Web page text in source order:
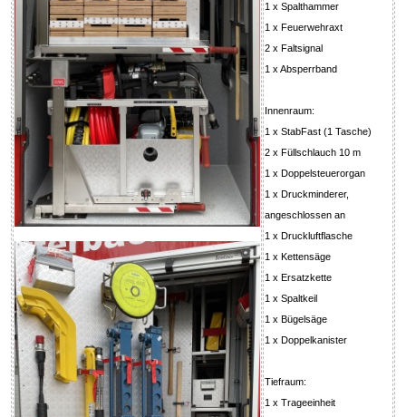
1 x Spalthammer
1 x Feuerwehraxt
2 x Faltsignal
1 x Absperrband
Innenraum:
1 x StabFast (1 Tasche)
2 x Füllschlauch 10 m
1 x Doppelsteuerorgan
1 x Druckminderer,
angeschlossen an
1 x Druckluftflasche
1 x Kettensäge
1 x Ersatzkette
1 x Spaltkeil
1 x Bügelsäge
1 x Doppelkanister
Tiefraum:
1 x Trageeinheit